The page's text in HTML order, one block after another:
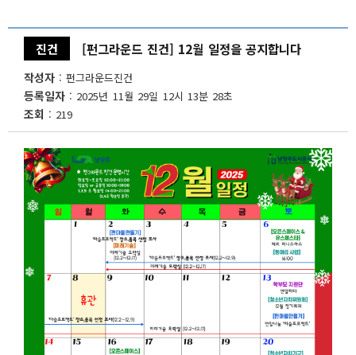
진건 [펀그라운드 진건] 12월 일정을 공지합니다
작성자 펀그라운드진건
등록일자 2025년 11월 29일 12시 13분 28초
조회 219